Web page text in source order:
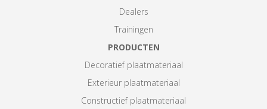
Dealers
Trainingen
PRODUCTEN
Decoratief plaatmateriaal
Exterieur plaatmateriaal
Constructief plaatmateriaal